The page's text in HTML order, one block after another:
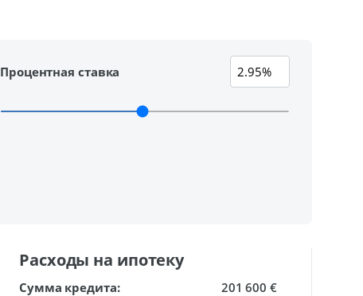
Процентная ставка
Расходы на ипотеку
Сумма кредита: 201 600 €